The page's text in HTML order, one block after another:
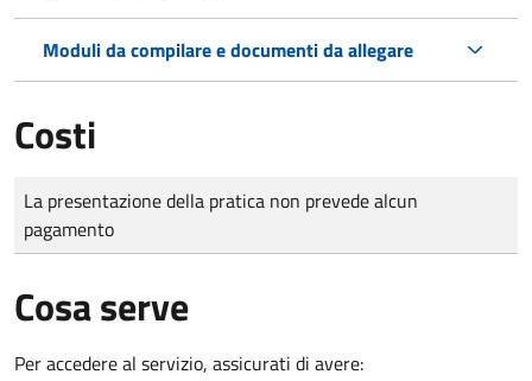
Moduli da compilare e documenti da allegare
Costi
Tipo di pagamento
Importo
La presentazione della pratica non prevede alcun
pagamento
Cosa serve
Per accedere al servizio, assicurati di avere: